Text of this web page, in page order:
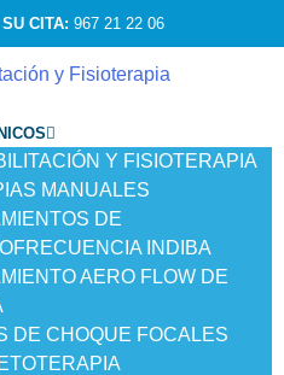
CITA: 967 21 22 06
Y FISIOTERAPIA
MANUALES
DE
INDIBA
AERO FLOW DE
DE CHOQUE FOCALES